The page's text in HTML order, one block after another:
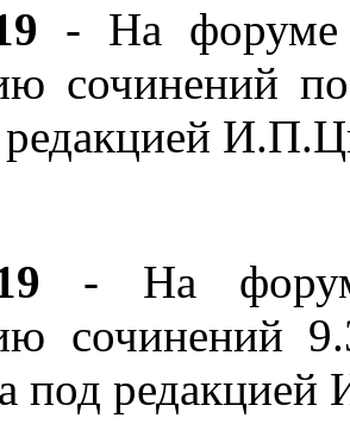
- На форуме
сочинений
редакцией
- На
сочинений
под